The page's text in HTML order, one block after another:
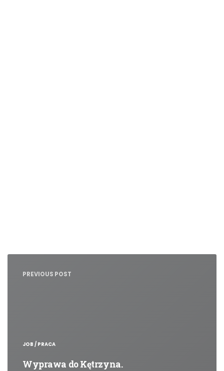
Nawigacja
PREVIOUS POST
JOB / PRACA
Wyprawa do Kętrzyna.